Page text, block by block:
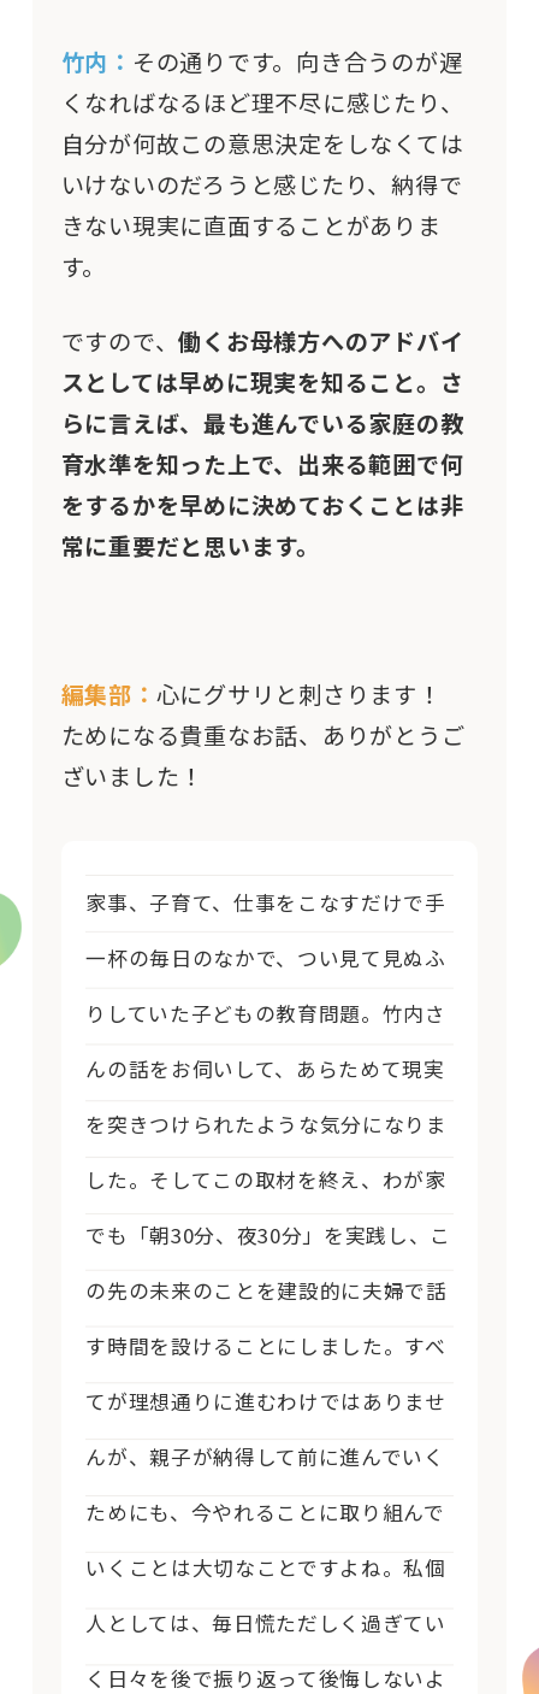
竹内： その通りです。向き合うのが遅
くなればなるほど理不尽に感じたり、
自分が何故この意思決定をしなくては
いけないのだろうと感じたり、納得で
きない現実に直面することがありま
す。
ですので、働くお母様方へのアドバイ
スとしては早めに現実を知ること。さ
らに言えば、最も進んでいる家庭の教
育水準を知った上で、出来る範囲で何
をするかを早めに決めておくことは非
常に重要だと思います。
編集部： 心にグサリと刺さります！
ためになる貴重なお話、ありがとうご
ざいました！
家事、子育て、仕事をこなすだけで手
一杯の毎日のなかで、つい見て見ぬふ
りしていた子どもの教育問題。竹内さ
んの話をお伺いして、あらためて現実
を突きつけられたような気分になりま
した。そしてこの取材を終え、わが家
でも「朝30分、夜30分」を実践し、こ
の先の未来のことを建設的に夫婦で話
す時間を設けることにしました。すべ
てが理想通りに進むわけではありませ
んが、親子が納得して前に進んでいく
ためにも、今やれることに取り組んで
いくことは大切なことですよね。私個
人としては、毎日慌ただしく過ぎてい
く日々を後で振り返って後悔しないよ